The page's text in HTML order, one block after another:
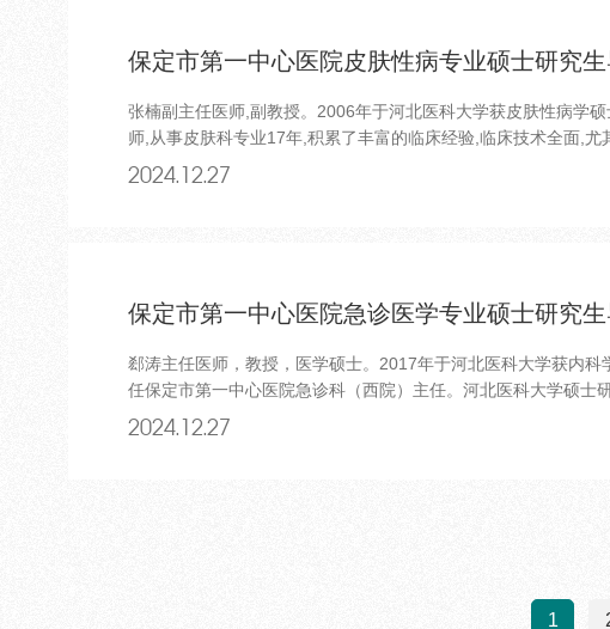
保定市第一中心医院皮肤性病专业硕士研究
张楠副主任医师,副教授。2006年于河北医科大学获皮肤性病学
师,从事皮肤科专业17年,积累了丰富的临床经验,临床技术全面,
2024.12.27
保定市第一中心医院急诊医学专业硕士研究
郄涛主任医师，教授，医学硕士。2017年于河北医科大学获内
任保定市第一中心医院急诊科（西院）主任。河北医科大学硕士
2024.12.27
1